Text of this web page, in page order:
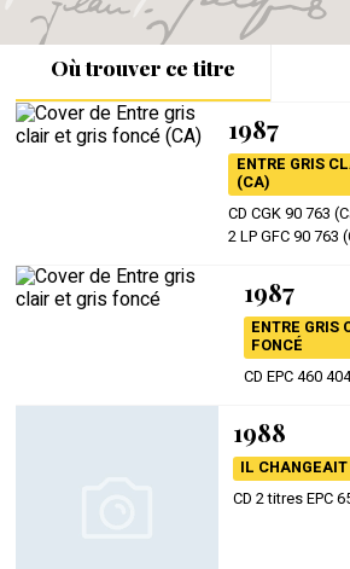
Où trouver ce titre
1987
ENTRE GRIS
(CA)
CD CGK 90 763
2 LP GFC 90 763
1987
ENTRE GRIS
FONCÉ
CD EPC 460
1988
IL
CD 2 titres EPC